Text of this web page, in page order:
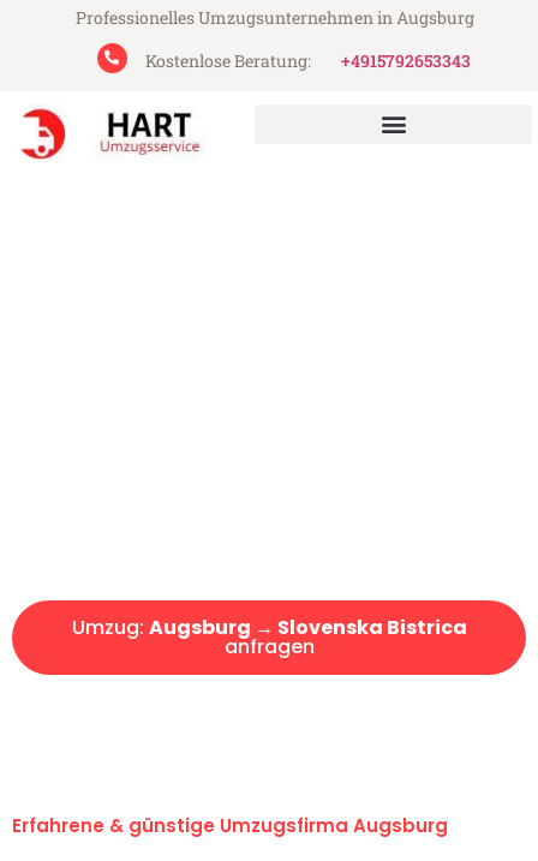
Professionelles Umzugsunternehmen in Augsburg
Kostenlose Beratung:
+4915792653343
Umzug: Augsburg → Slovenska Bistrica
anfragen
Erfahrene & günstige Umzugsfirma Augsburg